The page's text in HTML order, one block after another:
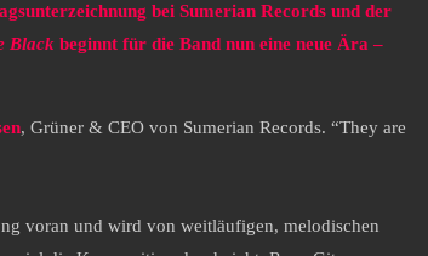
bei Sumerian Records und der
Black beginnt für die Band nun eine neue Ära –
, Grüner & CEO von Sumerian Records. “They are
voran und wird von weitläufigen, melodischen